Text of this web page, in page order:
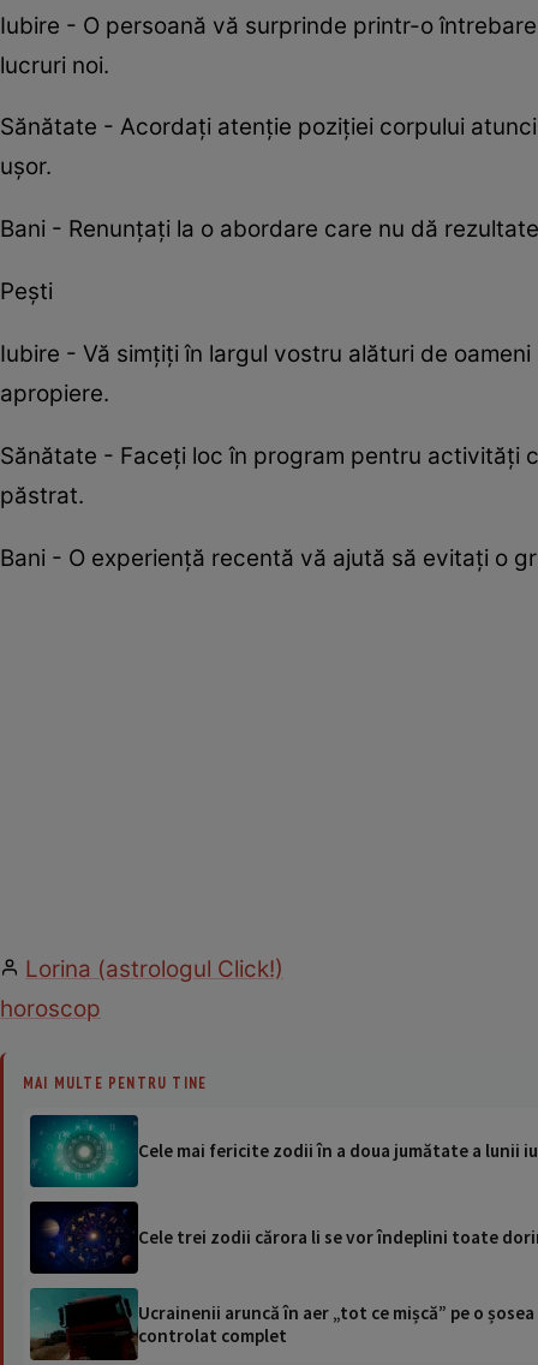
Iubire - O persoană vă surprinde printr-o
lucruri noi.
Sănătate - Acordați atenție poziției corpului
ușor.
Bani - Renunțați la o abordare care nu dă
Pești
Iubire - Vă simțiți în largul vostru alături de
apropiere.
Sănătate - Faceți loc în program pentru activități
păstrat.
Bani - O experiență recentă vă ajută să evitați o
Lorina (astrologul Click!)
horoscop
MAI MULTE PENTRU TINE
Cele mai fericite zodii în a doua jumătate a lunii
Cele trei zodii cărora li se vor îndeplini toate
Ucrainenii aruncă în aer „tot ce mișcă” pe o
controlat complet